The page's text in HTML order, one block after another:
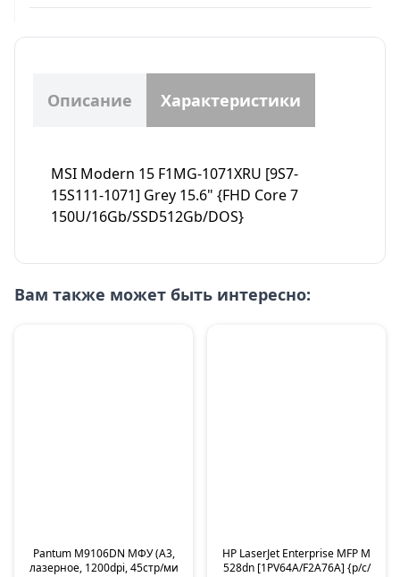
Описание Характеристики
MSI Modern 15 F1MG-1071XRU [9S7-
15S111-1071] Grey 15.6" {FHD Core 7
150U/16Gb/SSD512Gb/DOS}
Вам также может быть интересно:
Pantum M9106DN МФУ (A3,
лазерное, 1200dpi, 45стр/ми
HP LaserJet Enterprise MFP M
528dn [1PV64A/F2A76A] {p/c/